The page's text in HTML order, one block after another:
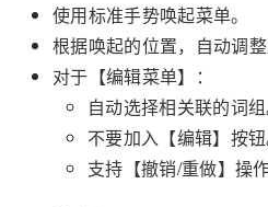
使用标准手势唤起菜单。
根据唤起的位置，自动调整
对于【编辑菜单】：
自动选择相关联的词组
不要加入【编辑】按钮
支持【撤销/重做】操作